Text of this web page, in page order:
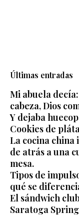
Últimas entradas
Mi abuela decía:
cabeza, Dios
Y dejaba
Cookies de
La cocina
de atrás a una
mesa.
Tipos de
qué se
El sándwich
Saratoga